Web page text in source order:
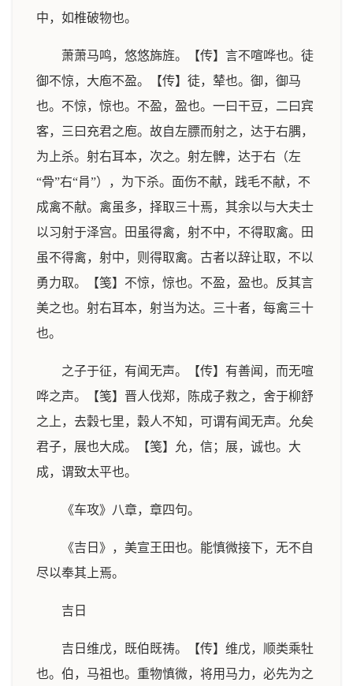
中，如椎破物也。
萧萧马鸣，悠悠旆旌。【传】言不喧哗也。徒
御不惊，大庖不盈。【传】徒，辇也。御，御马
也。不惊，惊也。不盈，盈也。一曰干豆，二曰宾
客，三曰充君之庖。故自左膘而射之，达于右腢，
为上杀。射右耳本，次之。射左髀，达于右（左
“骨”右“肙”），为下杀。面伤不献，践毛不献，不
成禽不献。禽虽多，择取三十焉，其余以与大夫士
以习射于泽宫。田虽得禽，射不中，不得取禽。田
虽不得禽，射中，则得取禽。古者以辞让取，不以
勇力取。【笺】不惊，惊也。不盈，盈也。反其言
美之也。射右耳本，射当为达。三十者，每禽三十
也。
之子于征，有闻无声。【传】有善闻，而无喧
哗之声。【笺】晋人伐郑，陈成子救之，舍于柳舒
之上，去穀七里，穀人不知，可谓有闻无声。允矣
君子，展也大成。【笺】允，信；展，诚也。大
成，谓致太平也。
《车攻》八章，章四句。
《吉日》，美宣王田也。能慎微接下，无不自
尽以奉其上焉。
吉日
吉日维戊，既伯既祷。【传】维戊，顺类乘牡
也。伯，马祖也。重物慎微，将用马力，必先为之